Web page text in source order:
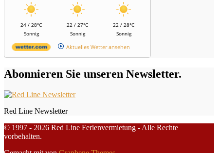
24 / 28°C
Sonnig
22 / 27°C
Sonnig
22 / 28°C
Sonnig
Aktuelles Wetter ansehen
Abonnieren Sie unseren Newsletter.
Red Line Newsletter
© 1997 - 2026 Red Line Ferienvermietung - Alle Rechte
vorbehalten.